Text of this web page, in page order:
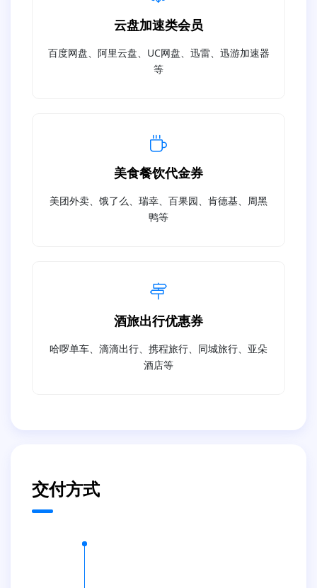
云盘加速类会员
百度网盘、阿里云盘、UC网盘、迅雷、迅游加速器
等
美食餐饮代金券
美团外卖、饿了么、瑞幸、百果园、肯德基、周黑
鸭等
酒旅出行优惠券
哈啰单车、滴滴出行、携程旅行、同城旅行、亚朵
酒店等
交付方式